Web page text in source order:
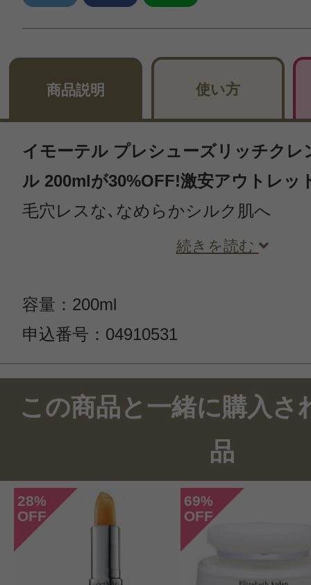
商品説明 使い方
イモーテル プレシューズリッチクレ
ル 200mlが30%OFF!激安アウトレッ
毛穴レスな､なめらかシルク肌へ
続きを読む
容量：200ml
申込番号：04910531
この商品のクチコミ
1件のレビュー
投稿日：2024年03月
まこ 様
／40代後半
この商品と一緒に購入さ
品
28%
OFF
69%
OFF